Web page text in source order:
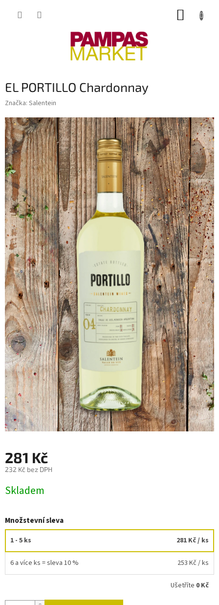
EL PORTILLO Chardonnay
Značka: Salentein
281 Kč
232 Kč bez DPH
cena:
Skladem
Množstevní sleva
1 - 5 ks 281 Kč/ ks
6 a více ks = sleva 10 % 253 Kč / ks
Ušetříte 0 Kč